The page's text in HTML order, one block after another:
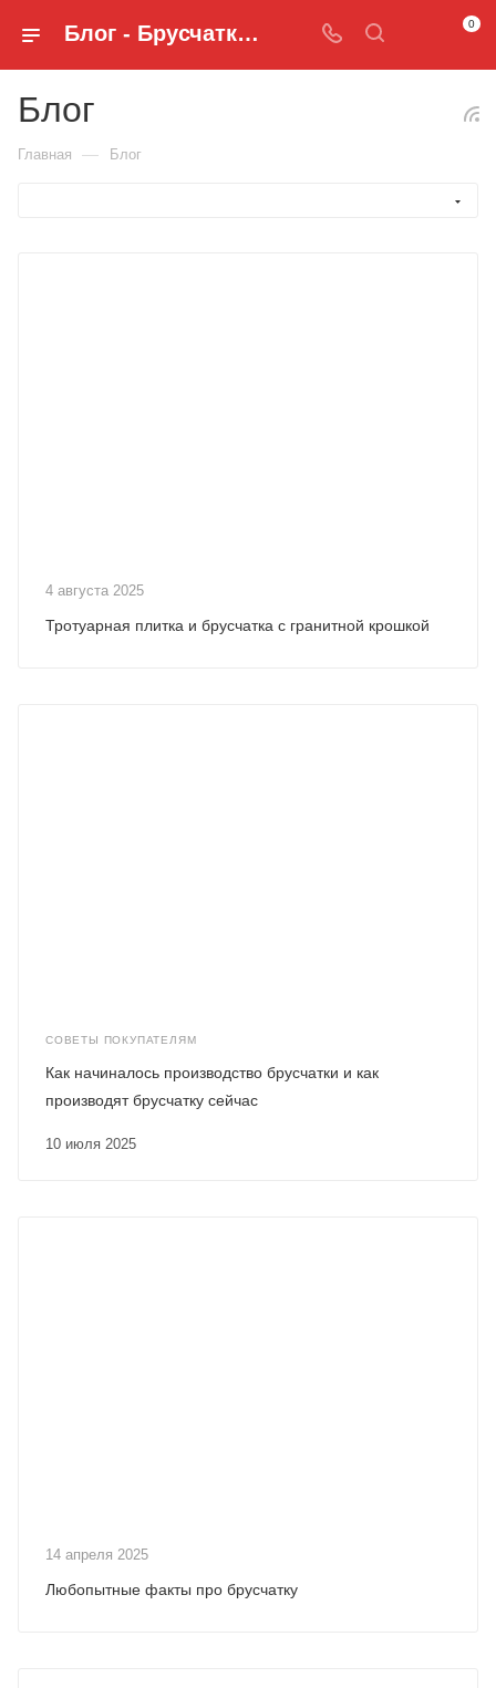
Блог - Брусчатка и Бордюры 0
Блог
Главная — Блог
4 августа 2025
Тротуарная плитка и брусчатка с гранитной крошкой
СОВЕТЫ ПОКУПАТЕЛЯМ
10 июля 2025
Как начиналось производство брусчатки и как
производят брусчатку сейчас
14 апреля 2025
Любопытные факты про брусчатку